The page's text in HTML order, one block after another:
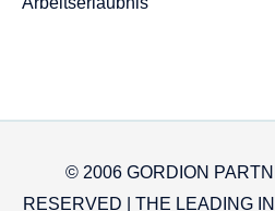
© 2006 GORDION
RESERVED | THE LEADING